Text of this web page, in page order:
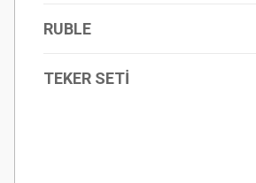
RUBLE
TEKER SETİ